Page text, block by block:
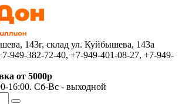
143г, склад ул. Куйбышева, 143а
949-382-72-40, +7-949-401-08-27, +7-949-
от 5000р
16:00. Сб-Вс - выходной